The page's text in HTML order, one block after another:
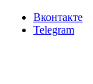
Вконтакте
Telegram